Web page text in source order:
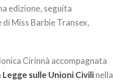
edizione, seguita
Miss Barbie Transex,
Cirinnà accompagnata
Legge sulle Unioni Civilinella